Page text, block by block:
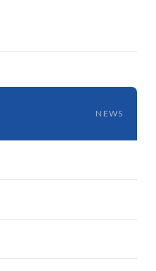
NEWS